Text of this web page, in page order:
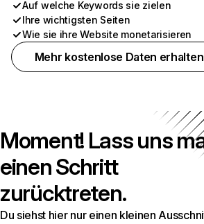
Auf welche Keywords sie zielen
Ihre wichtigsten Seiten
Wie sie ihre Website monetarisieren
Mehr kostenlose Daten erhalten
Moment! Lass uns
einen Schritt
zurücktreten.
Du siehst hier nur einen kleinen